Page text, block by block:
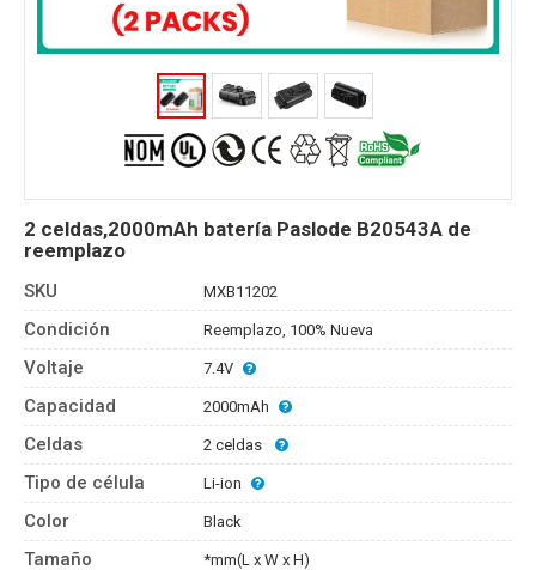
2 celdas,2000mAh batería Paslode B20543A de
reemplazo
SKU MXB11202
Condición Reemplazo, 100% Nueva
Voltaje 7.4V
Capacidad 2000mAh
Celdas 2 celdas
Tipo de célula Li-ion
Color Black
Tamaño *mm(L x W x H)